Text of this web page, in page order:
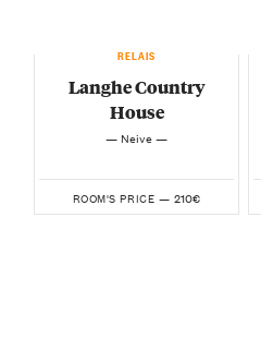
RELAIS
Langhe Country
House
— Neive —
ROOM'S PRICE — 210€